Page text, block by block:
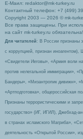
Е-Маил: redaktor@mk-turkey.ru
Контактный телефон: +7 (499)
Copyright 2003 — 2026 © mk-
Все права защищены. При
на сайт mk-turkey.ru обязательна!
Для читателей : В России признаны
с коррупцией, признан
«Свидетели Иеговы», «Армия воли
против нелегальной иммиграции»,
Бандеры», «Мизантропик дивижн»,
«Артподготовка», общероссийская
Признаны террористическими и
государство» (ИГ, ИГИЛ), Джебхад-
в странах исламского Магриба»,
деятельность «Открытой России»,